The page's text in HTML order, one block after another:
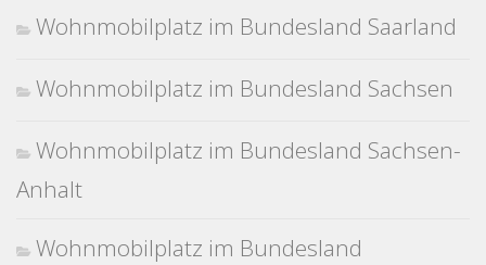
Wohnmobilplatz im Bundesland Saarland
Wohnmobilplatz im Bundesland Sachsen
Wohnmobilplatz im Bundesland Sachsen-
Anhalt
Wohnmobilplatz im Bundesland